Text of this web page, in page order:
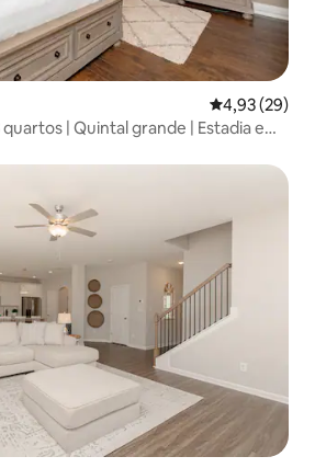
4,93 de uma
4,93 (29)
| Quintal grande | Estadia em